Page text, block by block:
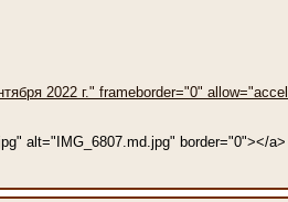
2022 г." frameborder="0"
alt="IMG_6807.md.jpg" border="0"></a>